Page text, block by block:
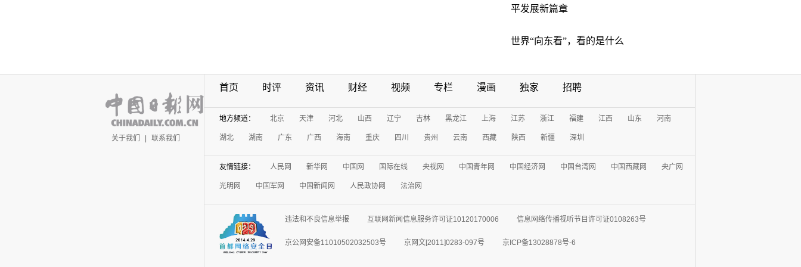
平发展新篇章
世界“向东看”，看的是什么
关于我们 联系我们
首页 时评 资讯 财经 视频 专栏 漫画 独家 招聘
地方频道： 北京 天津 河北 山西 辽宁 吉林 黑龙江 上海 江苏 浙江 福建 江西 山东 河南
湖北 湖南 广东 广西 海南 重庆 四川 贵州 云南 西藏 陕西 新疆 深圳
友情链接： 人民网 新华网 中国网 国际在线 央视网 中国青年网 中国经济网 中国台湾网 中国西藏网 央广网
光明网 中国军网 中国新闻网 人民政协网 法治网
违法和不良信息举报 互联网新闻信息服务许可证10120170006 信息网络传播视听节目许可证0108263号
京公网安备11010502032503号 京网文[2011]0283-097号 京ICP备13028878号-6